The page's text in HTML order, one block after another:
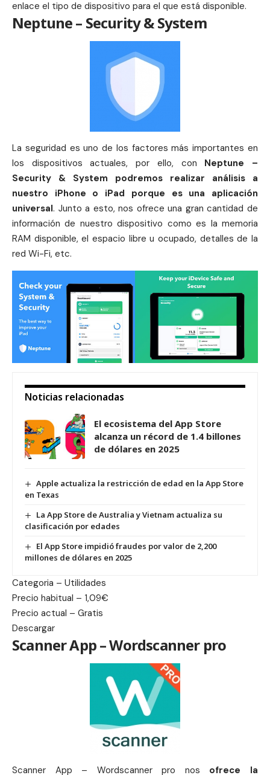
enlace el tipo de dispositivo para el que está disponible.
Neptune – Security & System
La seguridad es uno de los factores más importantes en
los dispositivos actuales, por ello, con Neptune –
Security & System podremos realizar análisis a
nuestro iPhone o iPad porque es una aplicación
universal. Junto a esto, nos ofrece una gran cantidad de
información de nuestro dispositivo como es la memoria
RAM disponible, el espacio libre u ocupado, detalles de la
red Wi-Fi, etc.
Noticias relacionadas
El ecosistema del App Store
alcanza un récord de 1.4 billones
de dólares en 2025
Apple actualiza la restricción de edad en la App Store
en Texas
La App Store de Australia y Vietnam actualiza su
clasificación por edades
El App Store impidió fraudes por valor de 2,200
millones de dólares en 2025
Categoria – Utilidades
Precio habitual – 1,09€
Precio actual – Gratis
Descargar
Scanner App – Wordscanner pro
Scanner App – Wordscanner pro nos ofrece la